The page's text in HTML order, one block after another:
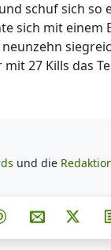
schuf sich so
sich mit einem
27 Kills das
und die
hinzufügen
Teilen auf
Teilen
Teilen aufPer E-Mail
Post